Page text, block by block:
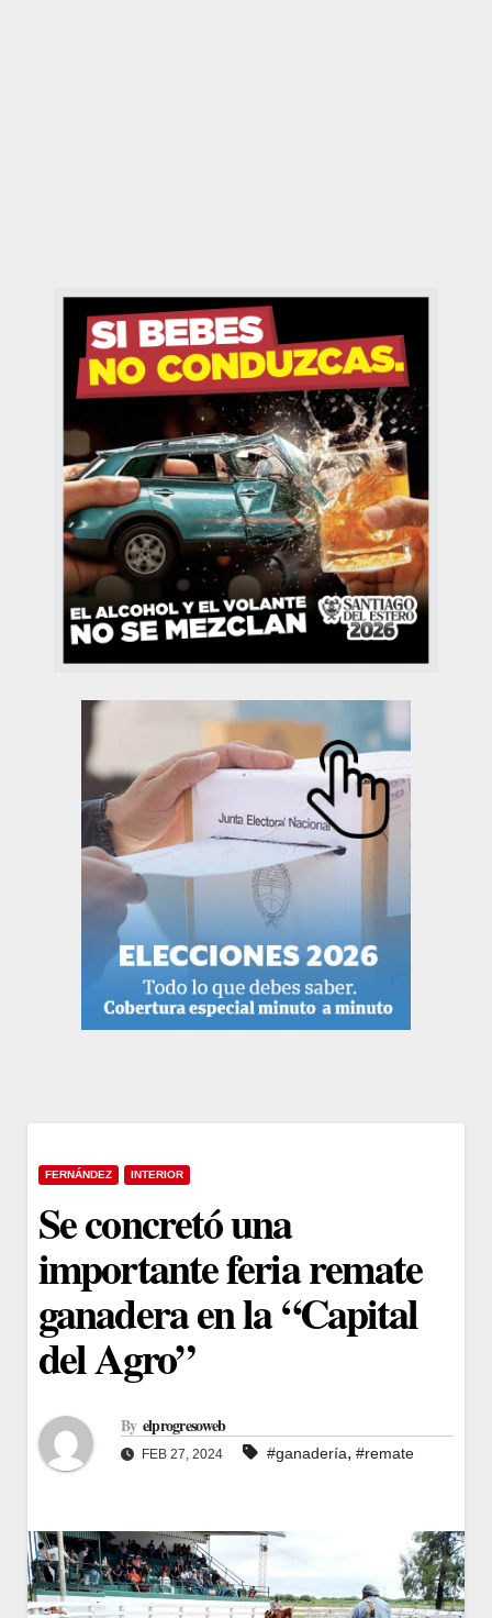
FERNÁNDEZ INTERIOR
Se concretó una
importante feria remate
ganadera en la “Capital
del Agro”
By elprogresoweb
FEB 27, 2024 #ganadería, #remate